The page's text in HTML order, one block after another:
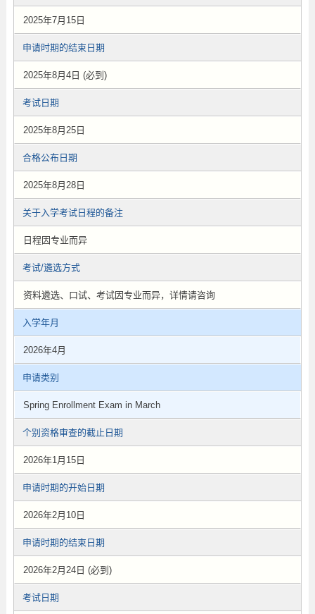
2025年7月15日
申请时期的结束日期
2025年8月4日 (必到)
考试日期
2025年8月25日
合格公布日期
2025年8月28日
关于入学考试日程的备注
日程因专业而异
考试/遴选方式
资料遴选、口试、考试因专业而异，详情请咨询
入学年月
2026年4月
申请类别
Spring Enrollment Exam in March
个别资格审查的截止日期
2026年1月15日
申请时期的开始日期
2026年2月10日
申请时期的结束日期
2026年2月24日 (必到)
考试日期